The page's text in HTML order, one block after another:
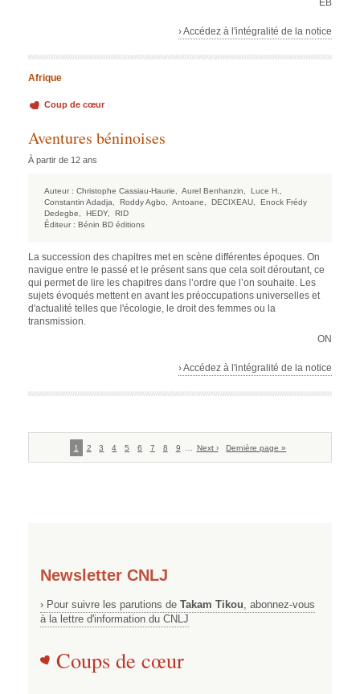
ÉB
› Accédez à l'intégralité de la notice
Afrique
Coup de cœur
Aventures béninoises
À partir de 12 ans
Auteur : Christophe Cassiau-Haurie, Aurel Benhanzin,
Luce H.,
Constantin Adadja,
Roddy Agbo, Antoane, DECIXEAU,
Enock Frédy
Dedegbe,
HEDY,
RID
Éditeur : Bénin BD éditions
La succession des chapitres met en scène différentes époques. On
navigue entre le passé et le présent sans que cela soit déroutant, ce
qui permet de lire les chapitres dans l’ordre que l’on souhaite. Les
sujets évoqués mettent en avant les préoccupations universelles et
d'actualité telles que l'écologie, le droit des femmes ou la
transmission.
ON
› Accédez à l'intégralité de la notice
Pagination
Page
1 Page
2 Page
3 Page
4 Page
5 Page
6 Page
7 Page
8 Page
9
Page
Next ›
Dernière
Dernière page »
Newsletter CNLJ
› Pour suivre les parutions de Takam Tikou, abonnez-vous
à la lettre d'information du CNLJ
Coups de cœur